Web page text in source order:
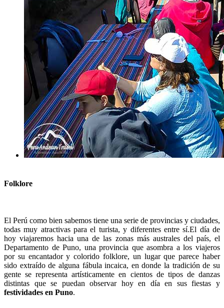
Folklore
El Perú como bien sabemos tiene una serie de provincias y ciudades,
todas muy atractivas para el turista, y diferentes entre sí.El día de
hoy viajaremos hacia una de las zonas más australes del país, el
Departamento de Puno, una provincia que asombra a los viajeros
por su encantador y colorido folklore, un lugar que parece haber
sido extraído de alguna fábula incaica, en donde la tradición de su
gente se representa artísticamente en cientos de tipos de danzas
distintas que se puedan observar hoy en día en sus fiestas y
festividades en Puno.